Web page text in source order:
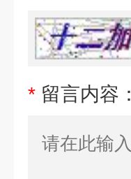
* 留言内容：